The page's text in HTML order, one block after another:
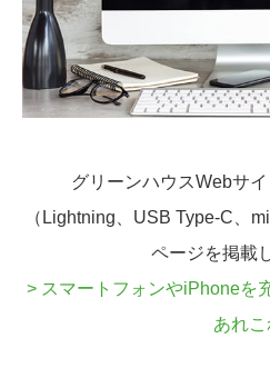
グリーンハウスWebサ
（Lightning、USB Type-C、
ページを掲載
> スマートフォンやiPhoneを
あれ